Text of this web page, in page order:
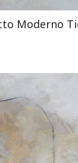
Moderno